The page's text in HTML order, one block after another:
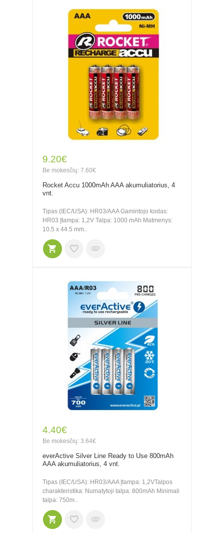
9.20€
Be mokesčių: 7.60€
Rocket Accu 1000mAh AAA akumuliatorius, 4
vnt.
Tipas (IEC/USA): HR03/AAA Gamintojo kodas:
HR03 Įtampa: 1,2V Talpa: 1000 mAh Matmenys:
10.5 x 44.5 mm..
4.40€
Be mokesčių: 3.64€
everActive Silver Line Ready to Use 800mAh
AAA akumuliatorius, 4 vnt.
Tipas (IEC/USA): HR03/AAA Įtampa: 1,2VTalpos
charakteristika: Numatytoji talpa: 800mAh Minimali
talpa: 750m..